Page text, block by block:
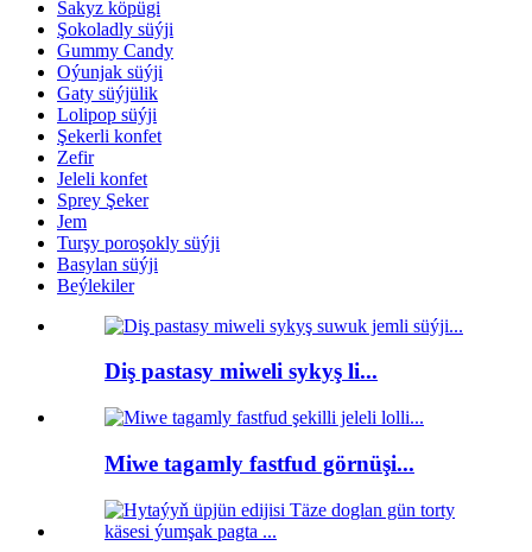
Sakyz köpügi
Şokoladly süýji
Gummy Candy
Oýunjak süýji
Gaty süýjülik
Lolipop süýji
Şekerli konfet
Zefir
Jeleli konfet
Sprey Şeker
Jem
Turşy poroşokly süýji
Basylan süýji
Beýlekiler
Diş pastasy miweli sykyş li...
Miwe tagamly fastfud görnüşi...